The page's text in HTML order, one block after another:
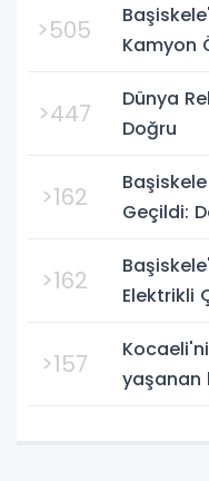
>505
Kamyon
>447
Dünya
Doğru
>162
Geçildi:
>162
Elektrikli
>157
yaşanan